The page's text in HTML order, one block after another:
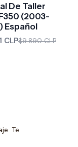
De Taller
(2003-
Español
CLP$9.890 CLP
Te